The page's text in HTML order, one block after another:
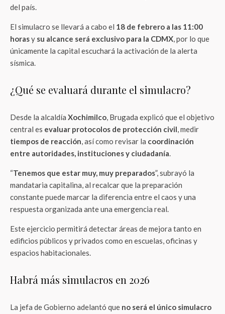
del país.
El simulacro se llevará a cabo el 18 de febrero a las 11:00
horasy su alcance será exclusivo para la CDMX, por lo que
únicamente la capital escuchará la activación de la alerta
sísmica.
¿Qué se evaluará durante el simulacro?
Desde la alcaldía Xochimilco, Brugada explicó que el objetivo
central es evaluar protocolos de protección civil, medir
tiempos de reacción, así como revisar la coordinación
entre autoridades, instituciones y ciudadanía.
“Tenemos que estar muy, muy preparados”, subrayó la
mandataria capitalina, al recalcar que la preparación
constante puede marcar la diferencia entre el caos y una
respuesta organizada ante una emergencia real.
Este ejercicio permitirá detectar áreas de mejora tanto en
edificios públicos y privados como en escuelas, oficinas y
espacios habitacionales.
Habrá más simulacros en 2026
La jefa de Gobierno adelantó que no será el único simulacro